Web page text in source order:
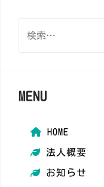
MENU
HOME
法人概要
お知らせ